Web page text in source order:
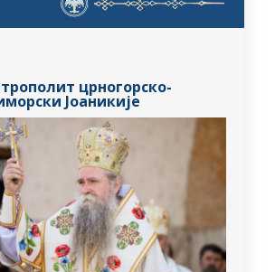
црногорско-
Јоаникије